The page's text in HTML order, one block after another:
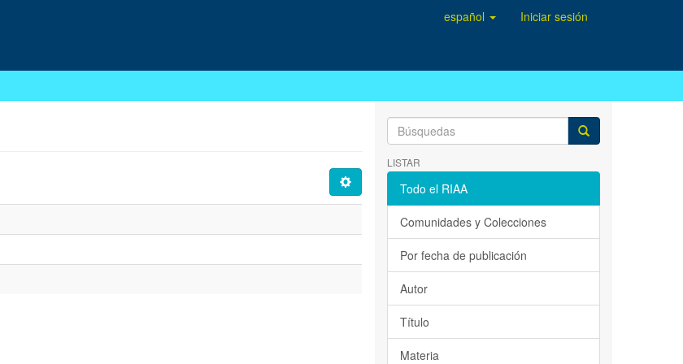
español Iniciar sesión
LISTAR
Todo el RIAA
Comunidades y Colecciones
Por fecha de publicación
Autor
Título
Materia